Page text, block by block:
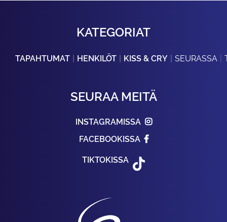
KATEGORIAT
TAPAHTUMAT HENKILÖT KISS & CRY SEURASSA
SEURAA MEITÄ
INSTAGRAMISSA
FACEBOOKISSA
TIKTOKISSA